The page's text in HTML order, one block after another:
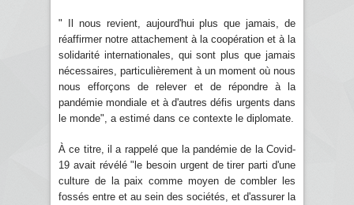
" Il nous revient, aujourd'hui plus que jamais, de
réaffirmer notre attachement à la coopération et à la
solidarité internationales, qui sont plus que jamais
nécessaires, particulièrement à un moment où nous
nous efforçons de relever et de répondre à la
pandémie mondiale et à d'autres défis urgents dans
le monde", a estimé dans ce contexte le diplomate.
À ce titre, il a rappelé que la pandémie de la Covid-
19 avait révélé "le besoin urgent de tirer parti d'une
culture de la paix comme moyen de combler les
fossés entre et au sein des sociétés, et d'assurer la